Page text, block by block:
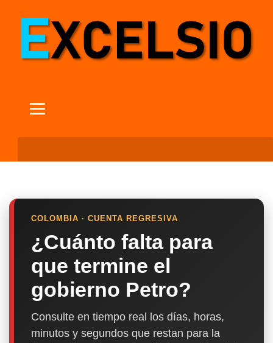
COLOMBIA · CUENTA REGRESIVA
¿Cuánto falta para
que termine el
gobierno Petro?
Consulte en tiempo real los días, horas,
minutos y segundos que restan para la